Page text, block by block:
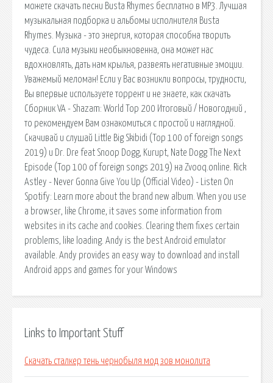
можете скачать песни Busta Rhymes бесплатно в MP3. Лучшая
музыкальная подборка и альбомы исполнителя Busta
Rhymes. Музыка - это энергия, которая способна творить
чудеса. Сила музыки необыкновенна, она может нас
вдохновлять, дать нам крылья, развеять негaтивные эмоции.
Уважемый меломан! Если у Вас возникли вопросы, трудности,
Вы впервые используете торрент и не знаете, как скачать
Сборник VA - Shazam: World Top 200 Итоговый / Новогодний ,
то рекомендуем Вам ознакомиться с простой и наглядной.
Скачивай и слушай Little Big Skibidi (Top 100 of foreign songs
2019) и Dr. Dre feat Snoop Dogg, Kurupt, Nate Dogg The Next
Episode (Top 100 of foreign songs 2019) на Zvooq.online. Rick
Astley - Never Gonna Give You Up (Official Video) - Listen On
Spotify: Learn more about the brand new album. When you use
a browser, like Chrome, it saves some information from
websites in its cache and cookies. Clearing them fixes certain
problems, like loading. Andy is the best Android emulator
available. Andy provides an easy way to download and install
Android apps and games for your Windows
Links to Important Stuff
Скачать сталкер тень чернобыля мод зов монолита